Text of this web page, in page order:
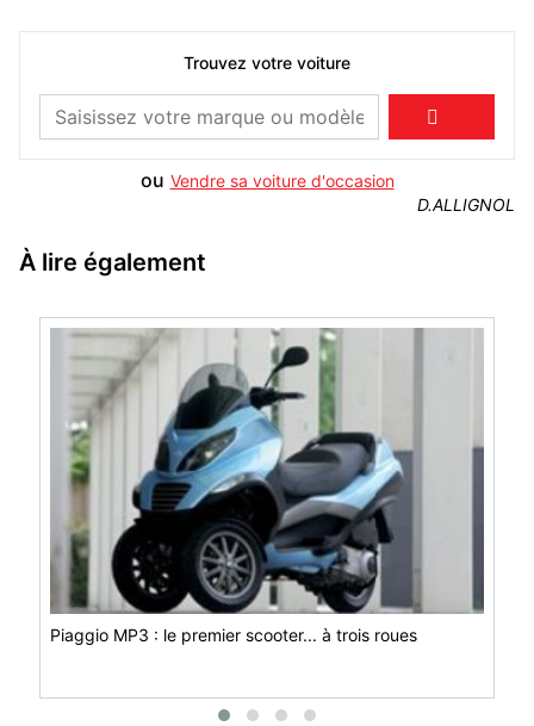
Trouvez votre voiture

ou Vendre sa voiture d'occasion
D.ALLIGNOL
À lire également
Piaggio MP3 : le premier scooter... à trois roues